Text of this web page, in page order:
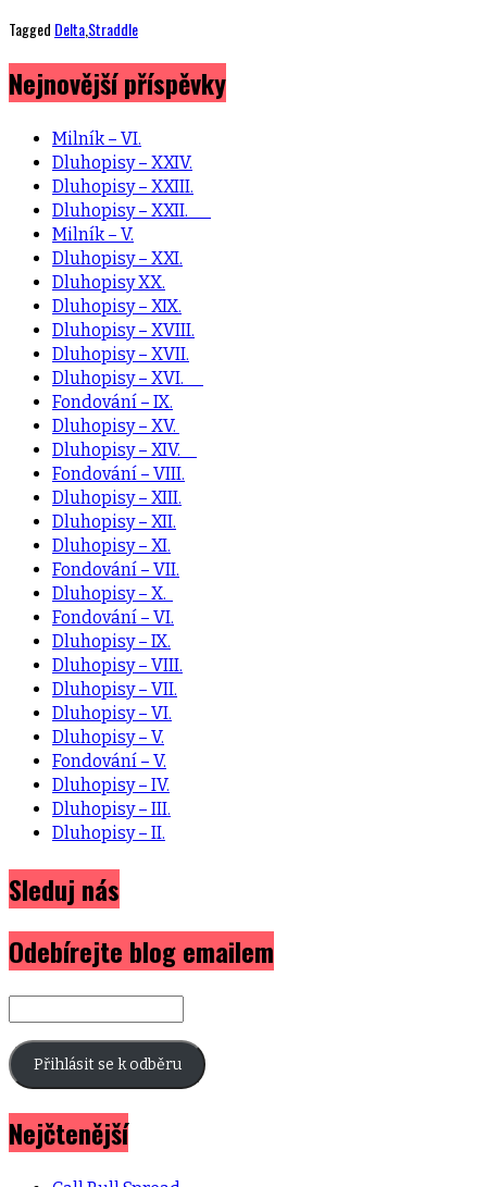
Tagged DeltaStraddle
Nejnovější příspěvky
Milník – VI.
Dluhopisy – XXIV.
Dluhopisy – XXIII.
Dluhopisy – XXII.
Milník – V.
Dluhopisy – XXI.
Dluhopisy XX.
Dluhopisy – XIX.
Dluhopisy – XVIII.
Dluhopisy – XVII.
Dluhopisy – XVI.
Fondování – IX.
Dluhopisy – XV.
Dluhopisy – XIV.
Fondování – VIII.
Dluhopisy – XIII.
Dluhopisy – XII.
Dluhopisy – XI.
Fondování – VII.
Dluhopisy – X.
Fondování – VI.
Dluhopisy – IX.
Dluhopisy – VIII.
Dluhopisy – VII.
Dluhopisy – VI.
Dluhopisy – V.
Fondování – V.
Dluhopisy – IV.
Dluhopisy – III.
Dluhopisy – II.
Sleduj nás
Odebírejte blog emailem
mailová
adresa
Přihlásit se k odběru
Nejčtenější